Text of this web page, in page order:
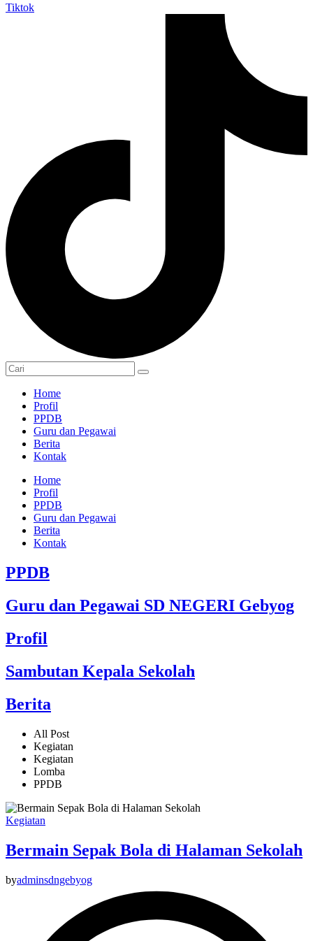
Tiktok
Home
Profil
PPDB
Guru dan Pegawai
Berita
Kontak
Home
Profil
PPDB
Guru dan Pegawai
Berita
Kontak
PPDB
Guru dan Pegawai SD NEGERI Gebyog
Profil
Sambutan Kepala Sekolah
Berita
All Post
Kegiatan
Kegiatan
Lomba
PPDB
Kegiatan
Bermain Sepak Bola di Halaman Sekolah
byadminsdngebyog